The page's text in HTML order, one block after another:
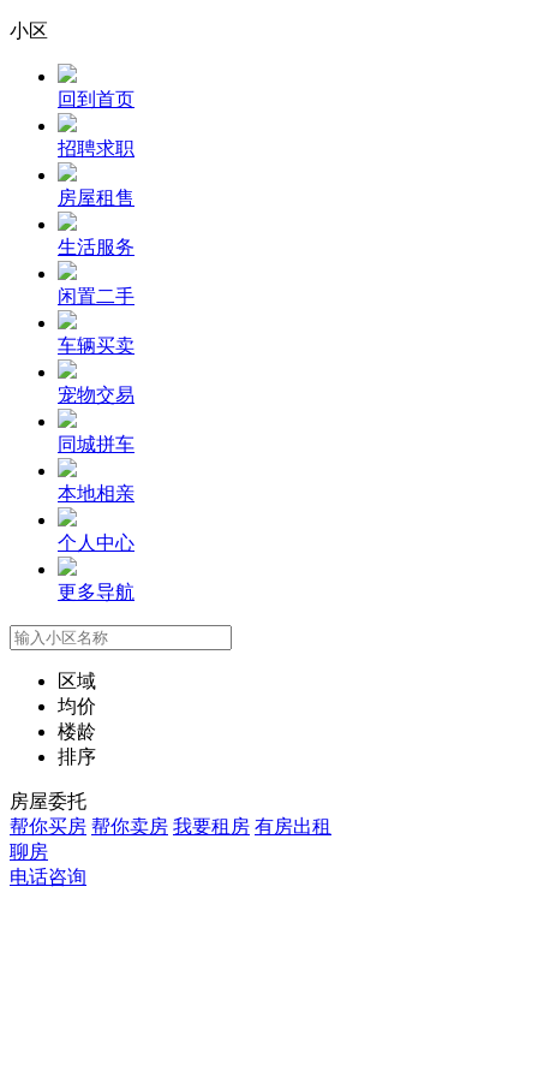
小区
回到首页
招聘求职
房屋租售
生活服务
闲置二手
车辆买卖
宠物交易
同城拼车
本地相亲
个人中心
更多导航
区域
均价
楼龄
排序
房屋委托
帮你买房 帮你卖房 我要租房 有房出租
聊房
电话咨询